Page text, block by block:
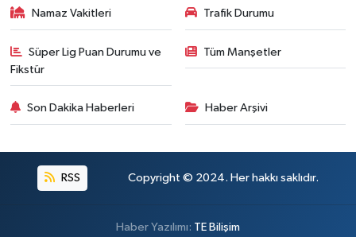
Namaz Vakitleri Trafik Durumu
Süper Lig Puan Durumu ve
Fikstür
Tüm Manşetler
Son Dakika Haberleri Haber Arşivi
RSS Copyright © 2024. Her hakkı saklıdır.
Haber Yazılımı: TE Bilişim